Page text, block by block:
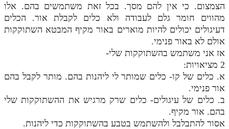
הצמצום. כי אין להם מסך. בכל זאת משתמשים בהם. אלו
מהווים חומר גלם לעבודה ולא כלים לקבלת אור. הכלים
דעיגולים יכולים להיות מוארים באור מקיף המבטא השתוקקות
אולם לא באור פנימי.
אז אני משתמש בהשתוקקות שלי-
2 מציאויות:
א. כלים של קו- כלים שמותר לי ליהנות בהם. מותר לקבל בהם
אור פנימי.
ב. כלים של עיגולים- כלים שרק מרגיש את ההשתוקקות שלי
בהם. אור מקיף.
אסור להתבלבל ולהשתמש בטבע בהשתוקקות כדי ליהנות.